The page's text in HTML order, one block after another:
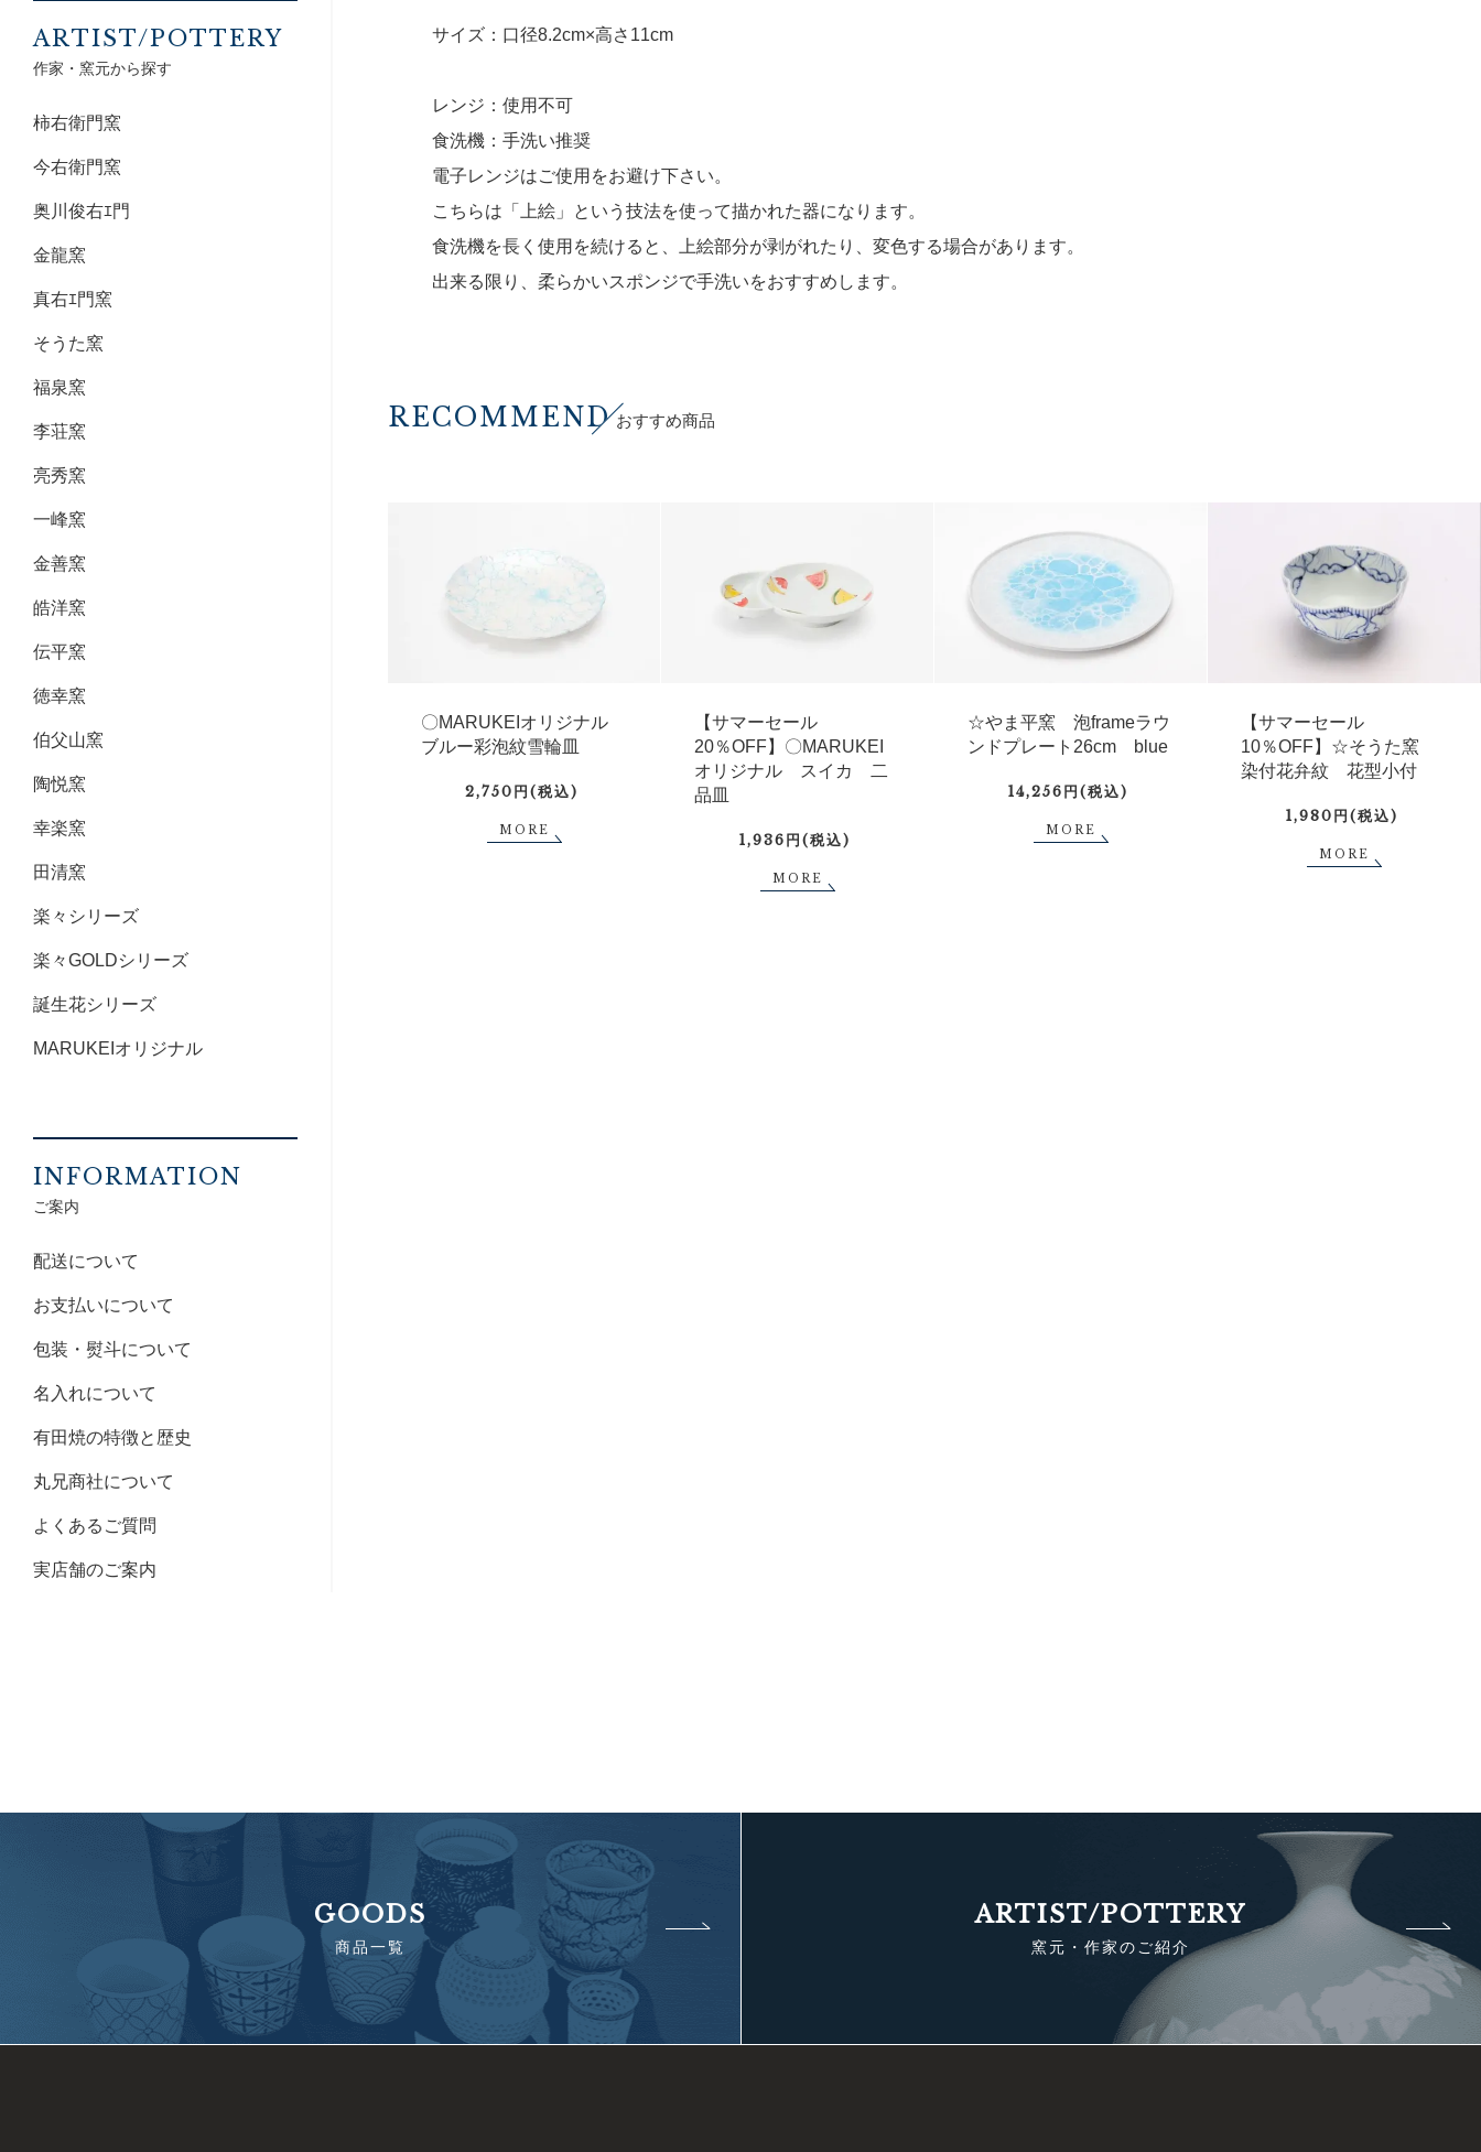
サイズ：口径8.2cm×高さ11cm
レンジ：使用不可
食洗機：手洗い推奨
電子レンジはご使用をお避け下さい。
こちらは「上絵」という技法を使って描かれた器になります。
食洗機を長く使用を続けると、上絵部分が剥がれたり、変色する場合があります。
出来る限り、柔らかいスポンジで手洗いをおすすめします。
RECOMMEND おすすめ商品
〇MARUKEIオリジナル
ブルー彩泡紋雪輪皿
2,750円(税込)
MORE
【サマーセール
20％OFF】〇MARUKEI
オリジナル スイカ 二
品皿
1,936円(税込)
MORE
☆やま平窯 泡frameラウ
ンドプレート26cm blue
14,256円(税込)
MORE
【サマーセール
10％OFF】☆そうた窯
染付花弁紋 花型小付
1,980円(税込)
MORE
ARTIST/POTTERY
作家・窯元から探す
柿右衛門窯
今右衛門窯
奥川俊右ｴ門
金龍窯
真右ｴ門窯
そうた窯
福泉窯
李荘窯
亮秀窯
一峰窯
金善窯
皓洋窯
伝平窯
徳幸窯
伯父山窯
陶悦窯
幸楽窯
田清窯
楽々シリーズ
楽々GOLDシリーズ
誕生花シリーズ
MARUKEIオリジナル
INFORMATION
ご案内
配送について
お支払いについて
包装・熨斗について
名入れについて
有田焼の特徴と歴史
丸兄商社について
よくあるご質問
実店舗のご案内
GOODS
商品一覧
ARTIST/POTTERY
窯元・作家のご紹介